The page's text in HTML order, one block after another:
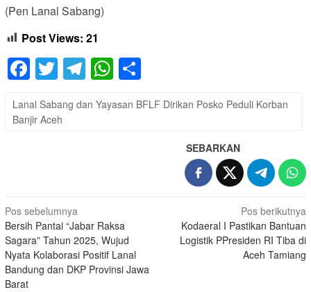
(Pen Lanal Sabang)
Post Views: 21
Facebook
TwitterTelegram
WhatsApp
Lanal Sabang dan Yayasan BFLF Dirikan Posko Peduli Korban
Banjir Aceh
SEBARKAN
Navigasi
pos
Pos sebelumnya
Bersih Pantai “Jabar Raksa
Sagara” Tahun 2025, Wujud
Nyata Kolaborasi Positif Lanal
Bandung dan DKP Provinsi Jawa
Barat
Pos berikutnya
Kodaeral I Pastikan Bantuan
Logistik PPresiden RI Tiba di
Aceh Tamiang